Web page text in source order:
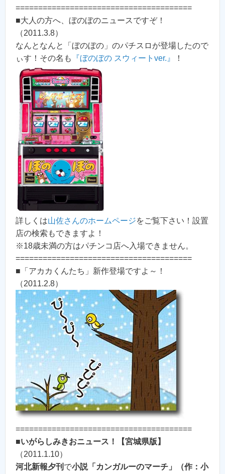
=======================================
■大人の方へ、ぼのぼのニュースですぞ！
（2011.3.8）
なんとなんと「ぼのぼの」のパチスロが登場したので
ぃす！その名も
『ぼのぼの スウィートver.』 ！
詳しくは山佐さんのホームページをご覧下さい！設置
店の検索もできますよ！
※18歳未満の方はパチンコ店へ入場できません。
=======================================
■「アカカくんたち」新作登場ですよ～！
（2011.2.8）
=======================================
■いがらしみきおニュース！【宮城県版】
（2011.1.10）
河北新報夕刊 で小説「カンガルーのマーチ」（作：小